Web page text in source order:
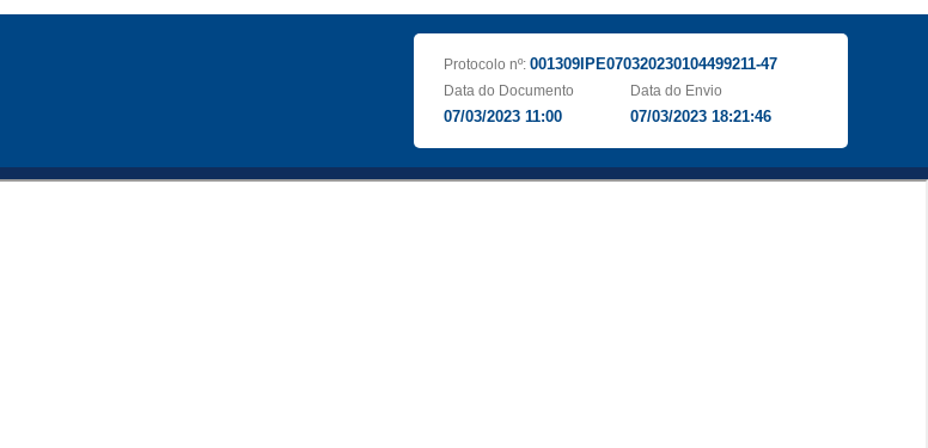
Protocolo nº: 001309IPE070320230104499211-47
Data do Documento
07/03/2023 11:00
Data do Envio
07/03/2023 18:21:46